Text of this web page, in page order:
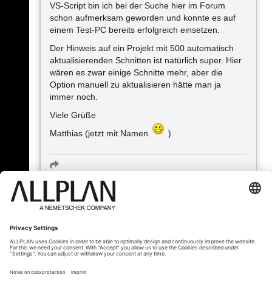
VS-Script bin ich bei der Suche hier im Forum
schon aufmerksam geworden und konnte es auf
einem Test-PC bereits erfolgreich einsetzen.
Der Hinweis auf ein Projekt mit 500 automatisch
aktualisierenden Schnitten ist natürlich super. Hier
wären es zwar einige Schnitte mehr, aber die
Option manuell zu aktualisieren hätte man ja
immer noch.
Viele Grüße
Matthias (jetzt mit Namen
)
« Zurück